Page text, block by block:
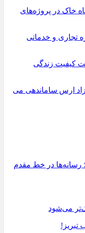
خاک در پروژه‌های
تجاری و خدماتی
کیفیت زندگی
ارس ساماندهی می
رسانه‌ها در خط مقدم
می‌شود
تبریز!